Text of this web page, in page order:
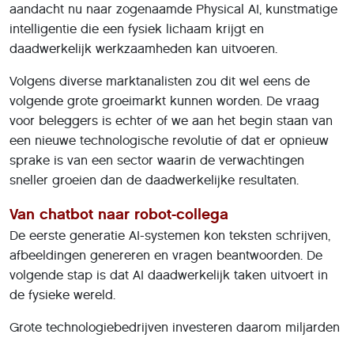
aandacht nu naar zogenaamde Physical AI, kunstmatige
intelligentie die een fysiek lichaam krijgt en
daadwerkelijk werkzaamheden kan uitvoeren.
Volgens diverse marktanalisten zou dit wel eens de
volgende grote groeimarkt kunnen worden. De vraag
voor beleggers is echter of we aan het begin staan van
een nieuwe technologische revolutie of dat er opnieuw
sprake is van een sector waarin de verwachtingen
sneller groeien dan de daadwerkelijke resultaten.
Van chatbot naar robot-collega
De eerste generatie AI-systemen kon teksten schrijven,
afbeeldingen genereren en vragen beantwoorden. De
volgende stap is dat AI daadwerkelijk taken uitvoert in
de fysieke wereld.
Grote technologiebedrijven investeren daarom miljarden